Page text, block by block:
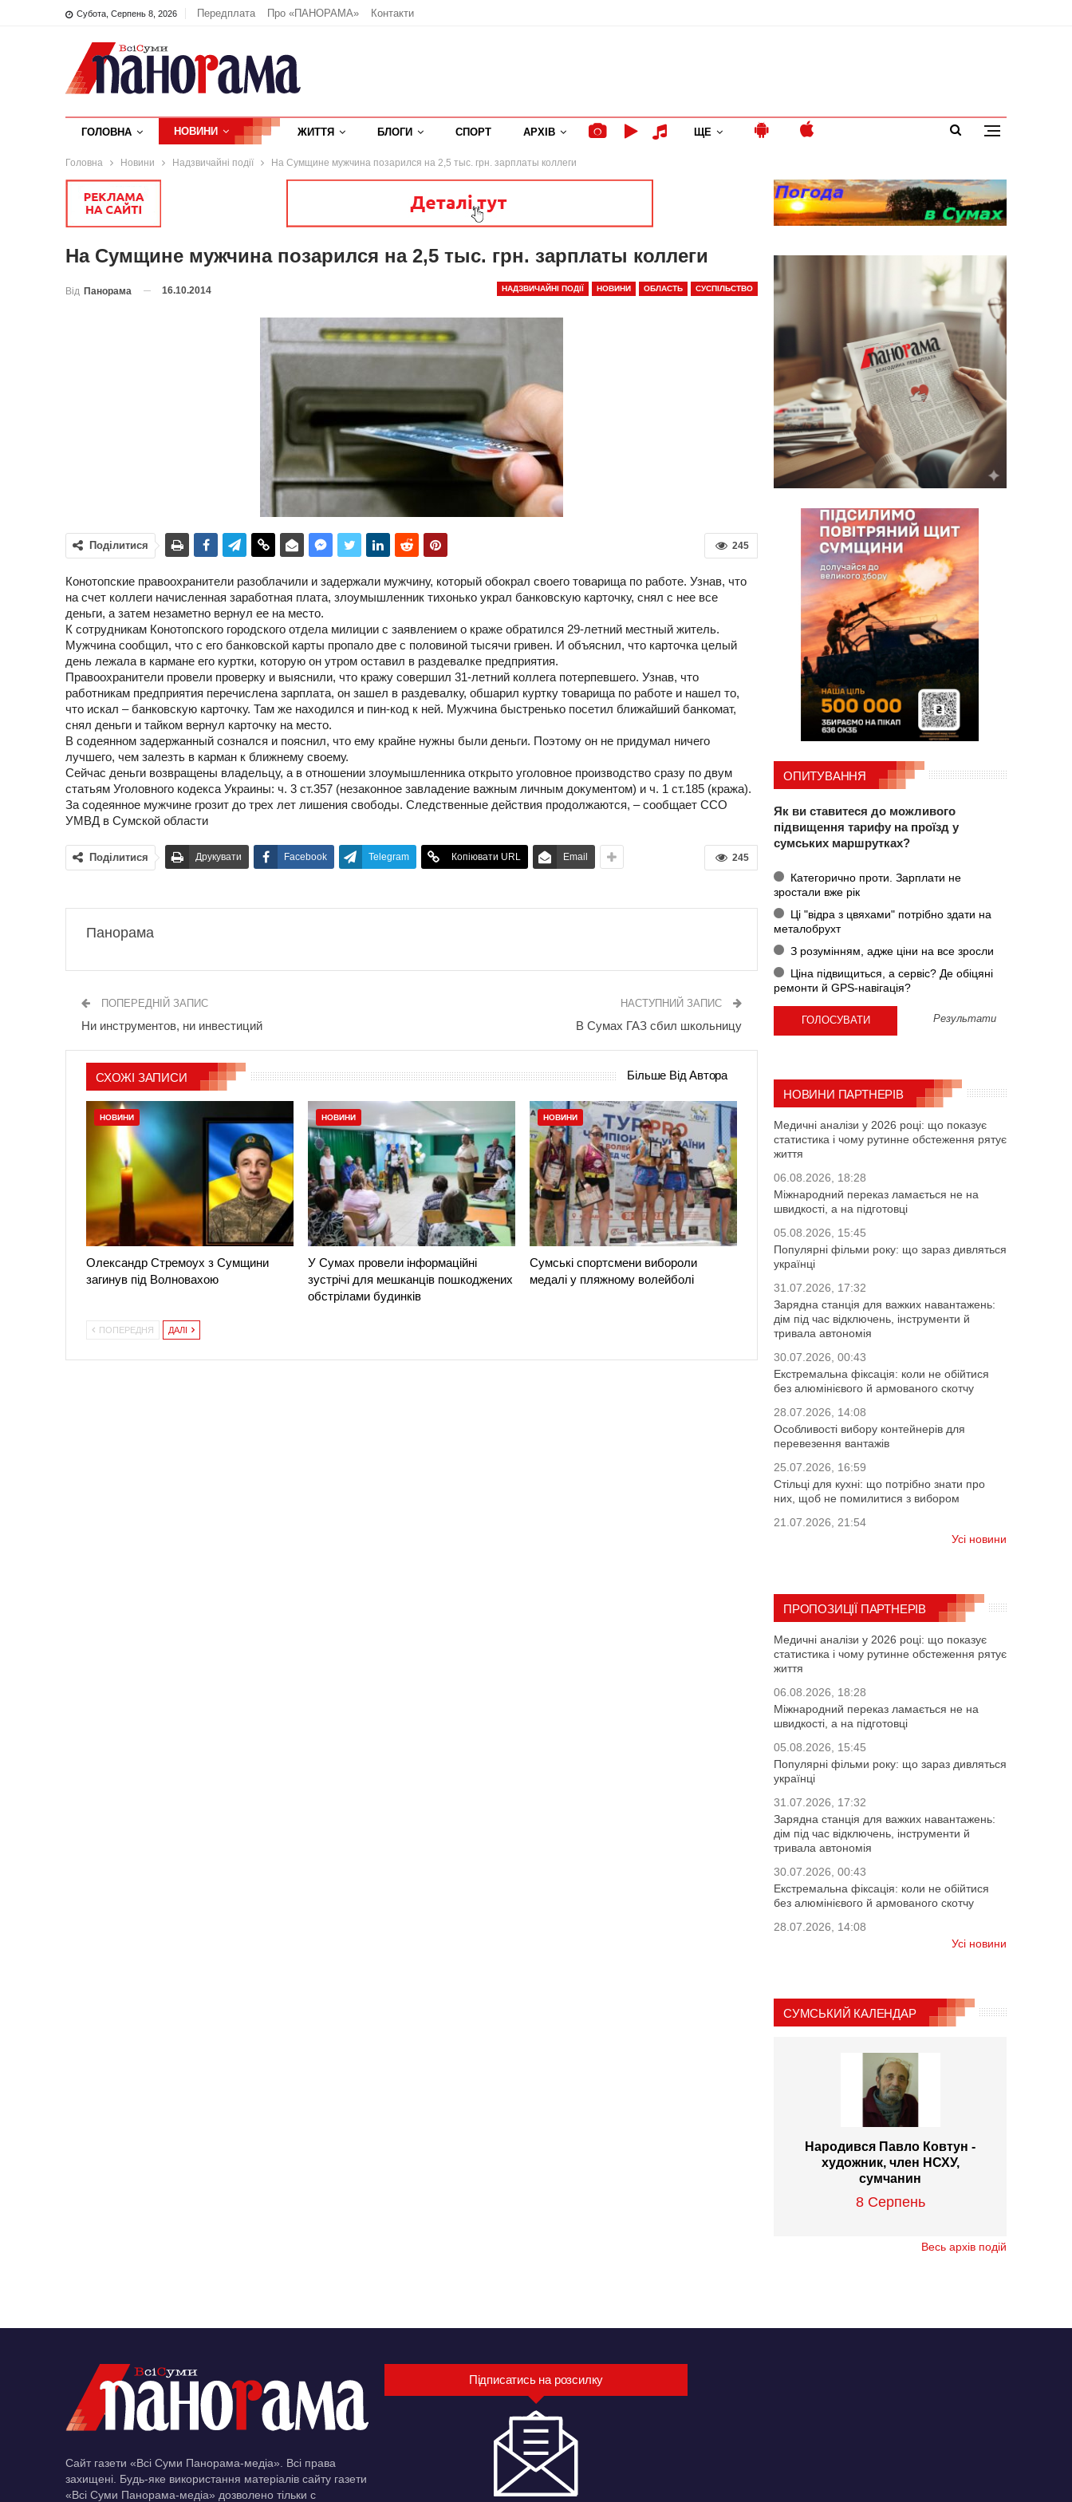
Субота, Серпень 8, 2026 Передплата Про «ПАНОРАМА» Контакти
ГОЛОВНА НОВИНИ ЖИТТЯ БЛОГИ СПОРТ АРХІВ ЩЕ
Головна Новини Надзвичайні події На Сумщине мужчина позарился на 2,5 тыс. грн. зарплаты коллеги
На Сумщине мужчина позарился на 2,5 тыс. грн. зарплаты коллеги
НАДЗВИЧАЙНІ ПОДІЇ НОВИНИ ОБЛАСТЬ СУСПІЛЬСТВО
Від Панорама 16.10.2014
245
Поділитися
Конотопские правоохранители разоблачили и задержали мужчину, который обокрал своего товарища по работе. Узнав, что
на счет коллеги начисленная заработная плата, злоумышленник тихонько украл банковскую карточку, снял с нее все
деньги, а затем незаметно вернул ее на место.
К сотрудникам Конотопского городского отдела милиции с заявлением о краже обратился 29-летний местный житель.
Мужчина сообщил, что с его банковской карты пропало две с половиной тысячи гривен. И объяснил, что карточка целый
день лежала в кармане его куртки, которую он утром оставил в раздевалке предприятия.
Правоохранители провели проверку и выяснили, что кражу совершил 31-летний коллега потерпевшего. Узнав, что
работникам предприятия перечислена зарплата, он зашел в раздевалку, обшарил куртку товарища по работе и нашел то,
что искал – банковскую карточку. Там же находился и пин-код к ней. Мужчина быстренько посетил ближайший банкомат,
снял деньги и тайком вернул карточку на место.
В содеянном задержанный сознался и пояснил, что ему крайне нужны были деньги. Поэтому он не придумал ничего
лучшего, чем залезть в карман к ближнему своему.
Сейчас деньги возвращены владельцу, а в отношении злоумышленника открыто уголовное производство сразу по двум
статьям Уголовного кодекса Украины: ч. 3 ст.357 (незаконное завладение важным личным документом) и ч. 1 ст.185 (кража).
За содеянное мужчине грозит до трех лет лишения свободы. Следственные действия продолжаются, – сообщает ССО
УМВД в Сумской области
245
Поділитися Друкувати Facebook Telegram Копіювати URL Email
Панорама
ПОПЕРЕДНІЙ ЗАПИС
Ни инструментов, ни инвестиций
НАСТУПНИЙ ЗАПИС
В Сумах ГАЗ сбил школьницу
СХОЖІ ЗАПИСИ Більше Від Автора
НОВИНИ
Олександр Стремоух з Сумщини
загинув під Волновахою
НОВИНИ
У Сумах провели інформаційні
зустрічі для мешканців пошкоджених
обстрілами будинків
НОВИНИ
Сумські спортсмени вибороли
медалі у пляжному волейболі
ПОПЕРЕДНЯ ДАЛІ
ОПИТУВАННЯ
Як ви ставитеся до можливого
підвищення тарифу на проїзд у
сумських маршрутках?
Категорично проти. Зарплати не
зростали вже рік
Ці "відра з цвяхами" потрібно здати на
металобрухт
З розумінням, адже ціни на все зросли
Ціна підвищиться, а сервіс? Де обіцяні
ремонти й GPS-навігація?
Результати
НОВИНИ ПАРТНЕРІВ
Медичні аналізи у 2026 році: що показує
статистика і чому рутинне обстеження рятує
життя
06.08.2026, 18:28
Міжнародний переказ ламається не на
швидкості, а на підготовці
05.08.2026, 15:45
Популярні фільми року: що зараз дивляться
українці
31.07.2026, 17:32
Зарядна станція для важких навантажень:
дім під час відключень, інструменти й
тривала автономія
30.07.2026, 00:43
Екстремальна фіксація: коли не обійтися
без алюмінієвого й армованого скотчу
28.07.2026, 14:08
Особливості вибору контейнерів для
перевезення вантажів
25.07.2026, 16:59
Стільці для кухні: що потрібно знати про
них, щоб не помилитися з вибором
21.07.2026, 21:54
Усі новини
ПРОПОЗИЦІЇ ПАРТНЕРІВ
Медичні аналізи у 2026 році: що показує
статистика і чому рутинне обстеження рятує
життя
06.08.2026, 18:28
Міжнародний переказ ламається не на
швидкості, а на підготовці
05.08.2026, 15:45
Популярні фільми року: що зараз дивляться
українці
31.07.2026, 17:32
Зарядна станція для важких навантажень:
дім під час відключень, інструменти й
тривала автономія
30.07.2026, 00:43
Екстремальна фіксація: коли не обійтися
без алюмінієвого й армованого скотчу
28.07.2026, 14:08
Усі новини
СУМСЬКИЙ КАЛЕНДАР
Народився Павло Ковтун -
художник, член НСХУ,
сумчанин
8 Серпень
Весь архів подій
Сайт газети «Всі Суми Панорама-медіа». Всі права
захищені. Будь-яке використання матеріалів сайту газети
«Всі Суми Панорама-медіа» дозволено тільки c
Підписатись на розсилку